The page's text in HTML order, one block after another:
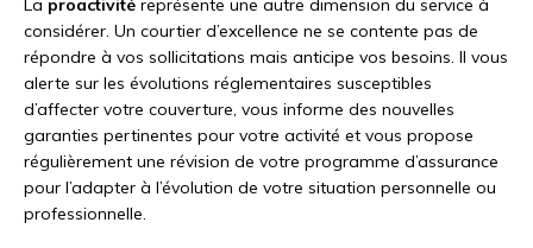
La proactivité représente une autre dimension du service à
considérer. Un courtier d’excellence ne se contente pas de
répondre à vos sollicitations mais anticipe vos besoins. Il vous
alerte sur les évolutions réglementaires susceptibles
d’affecter votre couverture, vous informe des nouvelles
garanties pertinentes pour votre activité et vous propose
régulièrement une révision de votre programme d’assurance
pour l’adapter à l’évolution de votre situation personnelle ou
professionnelle.